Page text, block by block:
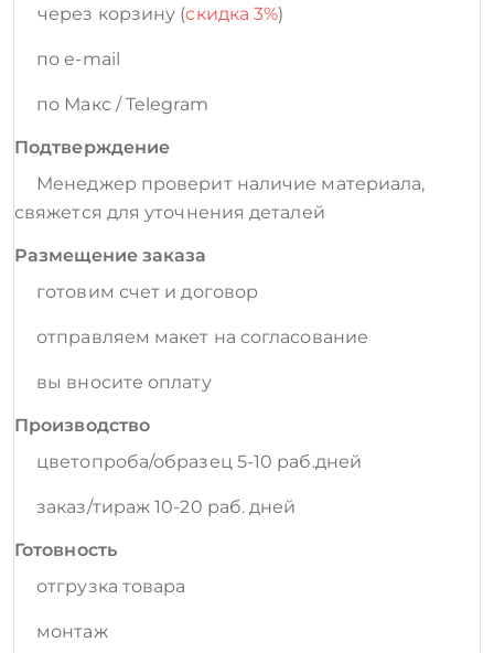
через корзину (скидка 3%)
по e-mail
по Макс / Telegram
Подтверждение
Менеджер проверит наличие материала,
свяжется для уточнения деталей
Размещение заказа
готовим счет и договор
отправляем макет на согласование
вы вносите оплату
Производство
цветопроба/образец 5-10 раб.дней
заказ/тираж 10-20 раб. дней
Готовность
отгрузка товара
монтаж